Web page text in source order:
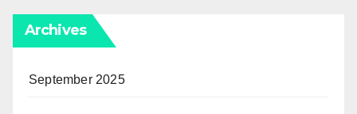
Archives
September 2025